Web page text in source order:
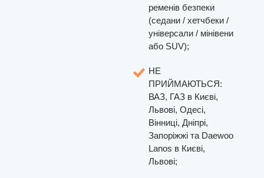
ременів безпеки
(седани / хетчбеки /
універсали / мінівени
або SUV);
НЕ
ПРИЙМАЮТЬСЯ:
ВАЗ, ГАЗ в Києві,
Львові, Одесі,
Вінниці, Дніпрі,
Запоріжжі та Daewoo
Lanos в Києві,
Львові;